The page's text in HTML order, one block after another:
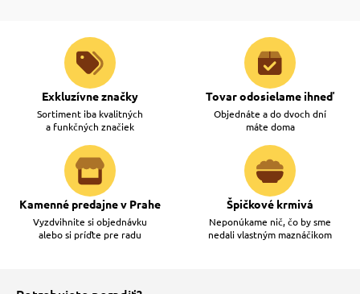
Exkluzívne značky
Sortiment iba kvalitných
a funkčných značiek
Tovar odosielame ihneď
Objednáte a do dvoch dní
máte doma
Kamenné predajne v Prahe
Vyzdvihnite si objednávku
alebo si príďte pre radu
Špičkové krmivá
Neponúkame nič, čo by sme
nedali vlastným maznáčikom